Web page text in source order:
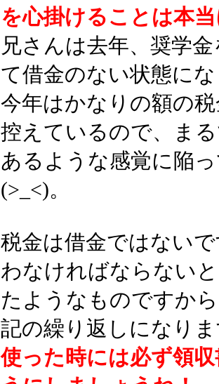
を心掛けることは本
兄さんは去年、奨学
て借金のない状態に
今年はかなりの額の
控えているので、ま
あるような感覚に陥
(>_<)。
税金は借金ではない
わなければならない
たようなものですか
記の繰り返しになり
使った時には必ず領